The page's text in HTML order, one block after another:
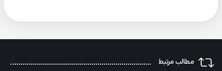
مطالب مرتبط